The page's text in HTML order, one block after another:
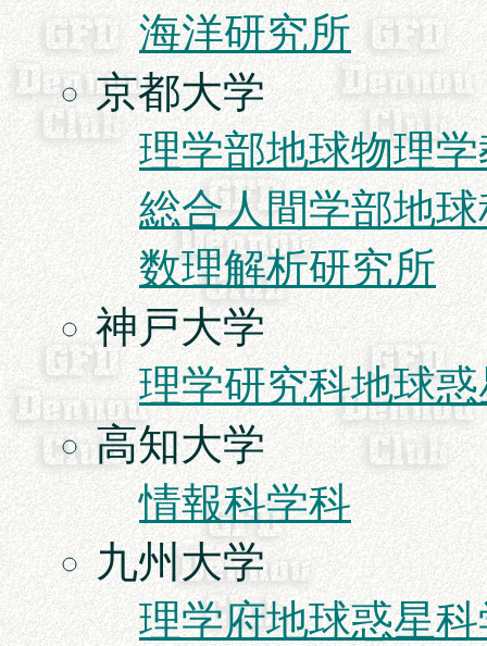
海洋研究所
京都大学
理学部地球物理
総合人間学部地
数理解析研究所
神戸大学
理学研究科地球
高知大学
情報科学科
九州大学
理学府地球惑星